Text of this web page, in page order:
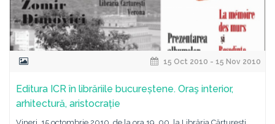
15 Oct 2010 - 15 Nov 2010
Editura ICR în librăriile bucureștene. Oraş interior,
arhitectură, aristocrație